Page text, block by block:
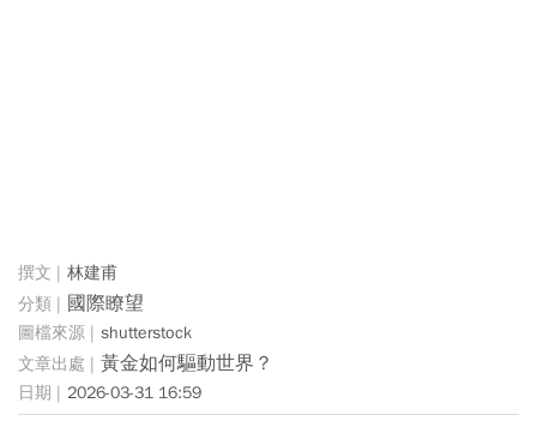
林建甫
國際瞭望
shutterstock
黃金如何驅動世界？
2026-03-31 16:59